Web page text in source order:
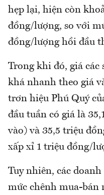
hẹp lại, hiện còn
đồng/lượng, so với
đồng/lượng hồi đầu
Trong khi đó, giá các
khá nhanh theo giá
trơn hiệu Phú Quý
đầu tuần có giá là
vào) và 35,5 triệu
xấp xỉ 1 triệu đồng/
Tuy nhiên, các
mức chênh mua-bán